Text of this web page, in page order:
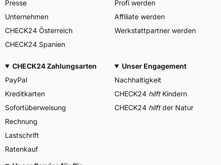
Presse
Unternehmen
CHECK24 Österreich
CHECK24 Spanien
Profi werden
Affiliate werden
Werkstattpartner werden
CHECK24 Zahlungsarten
PayPal
Kreditkarten
Sofortüberweisung
Rechnung
Lastschrift
Ratenkauf
Unser Engagement
Nachhaltigkeit
CHECK24 hilftKindern
CHECK24 hilftder Natur